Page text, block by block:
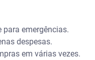
emergências.
despesas.
em várias vezes.